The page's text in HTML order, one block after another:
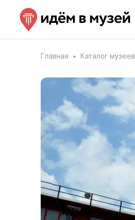
Главная Каталог музеев